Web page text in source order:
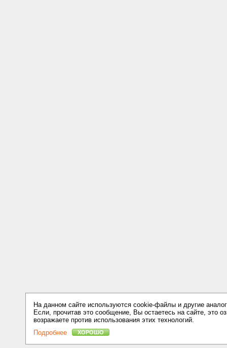
На данном сайте используются cookie-файлы и другие
Если, прочитав это сообщение, Вы остаетесь на сайте, это
возражаете против использования этих технологий.
Подробнее
ХОРОШО